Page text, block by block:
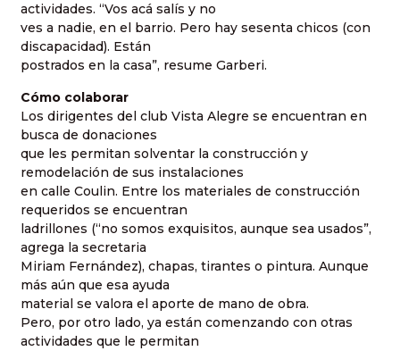
actividades. “Vos acá salís y no
ves a nadie, en el barrio. Pero hay sesenta chicos (con
discapacidad). Están
postrados en la casa”, resume Garberi.
Cómo colaborar
Los dirigentes del club Vista Alegre se encuentran en
busca de donaciones
que les permitan solventar la construcción y
remodelación de sus instalaciones
en calle Coulin. Entre los materiales de construcción
requeridos se encuentran
ladrillones (“no somos exquisitos, aunque sea usados”,
agrega la secretaria
Miriam Fernández), chapas, tirantes o pintura. Aunque
más aún que esa ayuda
material se valora el aporte de mano de obra.
Pero, por otro lado, ya están comenzando con otras
actividades que le permitan